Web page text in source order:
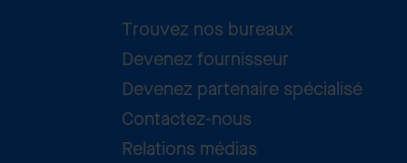
Trouvez nos bureaux
Devenez fournisseur
Devenez partenaire spécialisé
Contactez-nous
Relations médias